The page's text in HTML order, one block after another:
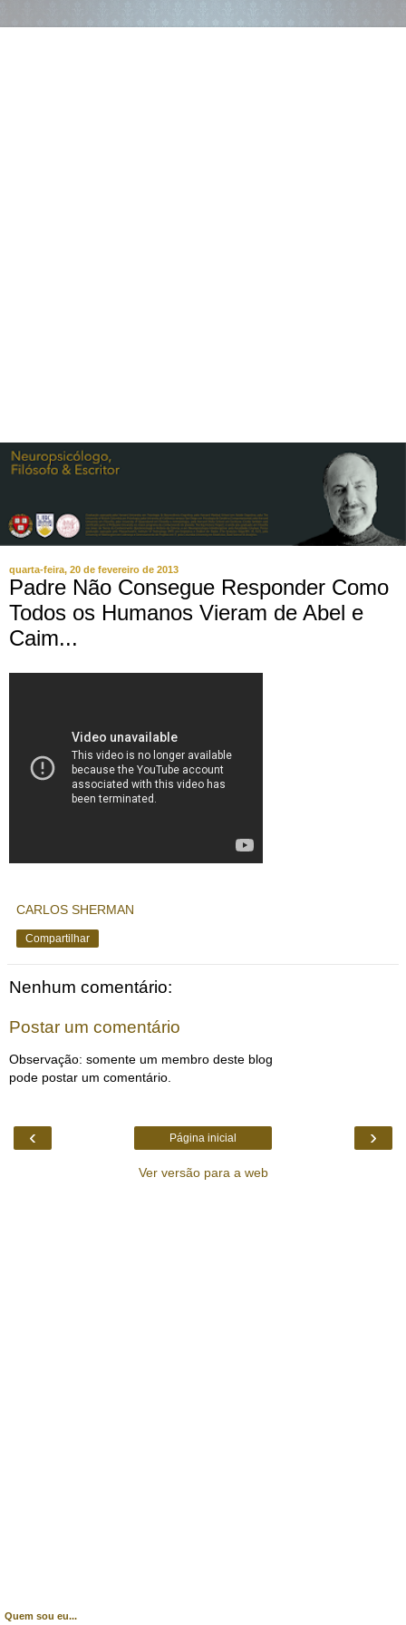
quarta-feira, 20 de fevereiro de 2013
Padre Não Consegue Responder Como
Todos os Humanos Vieram de Abel e
Caim...
CARLOS SHERMAN
Compartilhar
Nenhum comentário:
Postar um comentário
Observação: somente um membro deste blog
pode postar um comentário.
‹ ›
Página inicial
Ver versão para a web
Quem sou eu...